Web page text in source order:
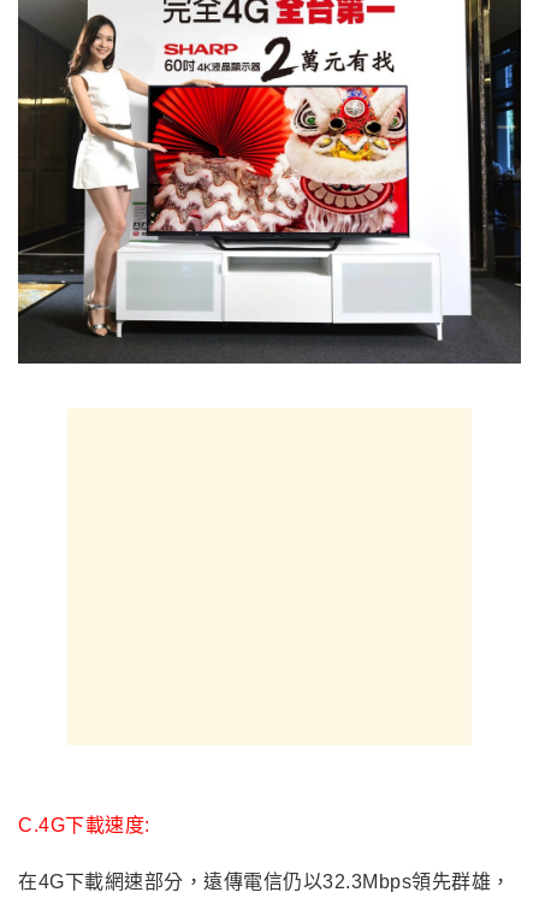
C.4G下載速度:
在4G下載網速部分，遠傳電信仍以32.3Mbps領先群雄，